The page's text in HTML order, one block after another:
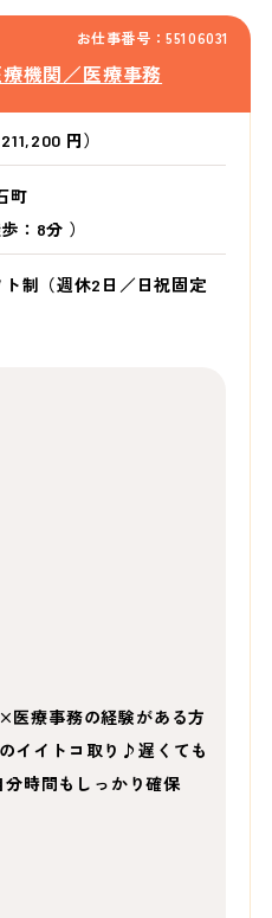
お仕事番号：55106031
療機関／医療事務
円）
町
：8分 ）
ト制（週休2日／日祝固定
療事務の経験がある方
イイトコ取り♪遅くても
時間もしっかり確保